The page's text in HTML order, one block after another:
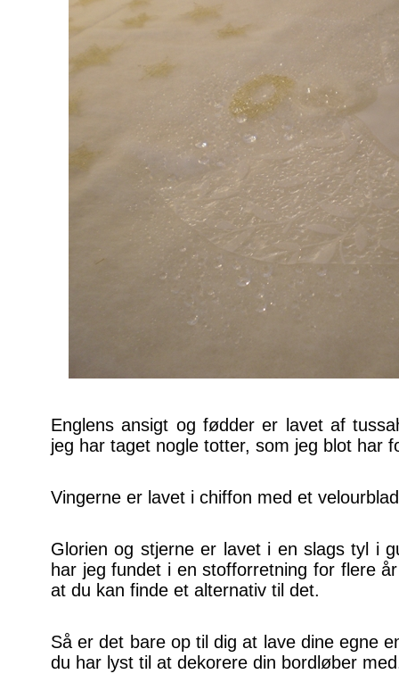
Englens ansigt og fødder er lavet af
jeg har taget nogle totter, som jeg blot har
Vingerne er lavet i chiffon med et
Glorien og stjerne er lavet i en slags tyl i
har jeg fundet i en stofforretning for flere
at du kan finde et alternativ til det.
Så er det bare op til dig at lave dine egne
du har lyst til at dekorere din bordløber